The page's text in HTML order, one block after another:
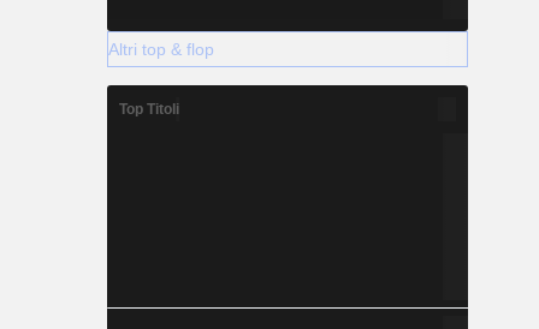
Altri top & flop
Top Titoli